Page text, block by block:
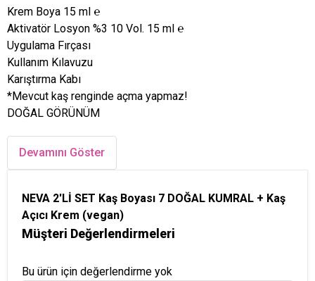
Krem Boya 15 ml ℮
Aktivatör Losyon %3 10 Vol. 15 ml ℮
Uygulama Fırçası
Kullanım Kılavuzu
Karıştırma Kabı
*Mevcut kaş renginde açma yapmaz!
DOĞAL GÖRÜNÜM
Devamını Göster
NEVA 2'Lİ SET Kaş Boyası 7 DOĞAL KUMRAL + Kaş
Açıcı Krem (vegan)
Müşteri Değerlendirmeleri
Bu ürün için değerlendirme yok